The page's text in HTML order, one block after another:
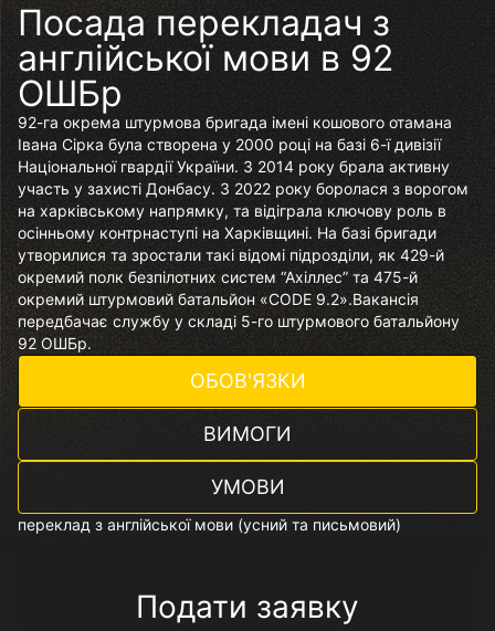
Посада перекладач з
англійської мови в 92
ОШБр
92-га окрема штурмова бригада імені кошового отамана
Івана Сірка була створена у 2000 році на базі 6-ї дивізії
Національної гвардії України. З 2014 року брала активну
участь у захисті Донбасу. З 2022 року боролася з ворогом
на харківському напрямку, та відіграла ключову роль в
осінньому контрнаступі на Харківщині. На базі бригади
утворилися та зростали такі відомі підрозділи, як 429-й
окремий полк безпілотних систем “Ахіллес” та 475-й
окремий штурмовий батальйон «CODE 9.2».Вакансія
передбачає службу у складі 5-го штурмового батальйону
92 ОШБр.
ОБОВ'ЯЗКИ
ВИМОГИ
УМОВИ
переклад з англійської мови (усний та письмовий)
Подати заявку